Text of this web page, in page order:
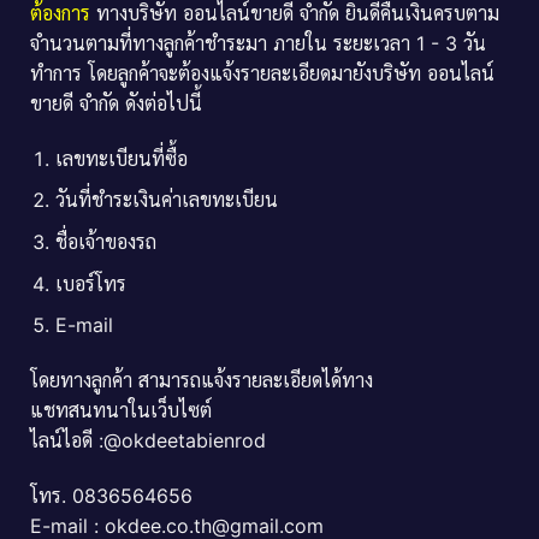
ต้องการ ทางบริษัท ออนไลน์ขายดี จำกัด ยินดีคืนเงินครบตาม
จำนวนตามที่ทางลูกค้าชำระมา ภายใน ระยะเวลา 1 - 3 วัน
ทำการ โดยลูกค้าจะต้องแจ้งรายละเอียดมายังบริษัท ออนไลน์
ขายดี จำกัด ดังต่อไปนี้
เลขทะเบียนที่ซื้อ
วันที่ชำระเงินค่าเลขทะเบียน
ชื่อเจ้าของรถ
เบอร์โทร
E-mail
โดยทางลูกค้า สามารถแจ้งรายละเอียดได้ทาง
แชทสนทนาในเว็บไซต์
ไลน์ไอดี :@okdeetabienrod
โทร. 0836564656
E-mail : okdee.co.th@gmail.com